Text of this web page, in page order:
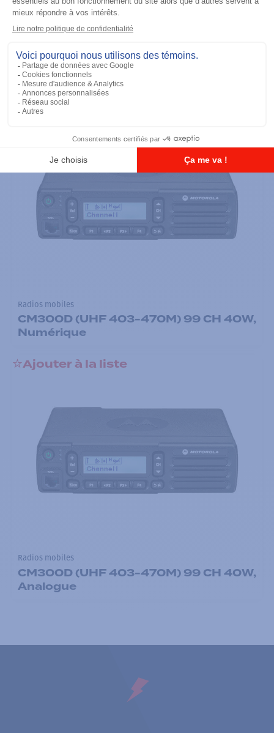
Radios mobiles
CM300D (UHF 403-470M) 99 CH 25W,
Analogue
Ajouter à la liste
Radios mobiles
CM300D (UHF 403-470M) 99 CH 40W,
Numérique
Ajouter à la liste
Radios mobiles
CM300D (UHF 403-470M) 99 CH 40W,
Analogue